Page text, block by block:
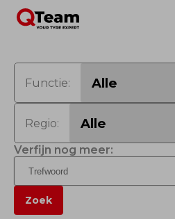
Functie:
Regio:
Verfijn nog meer:
Zoek